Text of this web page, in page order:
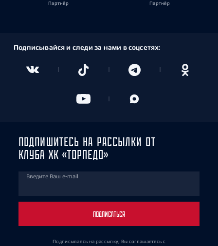
Партнёр Партнёр
Подписывайся и следи за нами в соцсетях:
ПОДПИШИТЕСЬ НА РАССЫЛКИ ОТ
КЛУБА ХК «ТОРПЕДО»
Введите Ваш e-mail
ПОДПИСАТЬСЯ
Подписываясь на рассылку, Вы соглашаетесь с